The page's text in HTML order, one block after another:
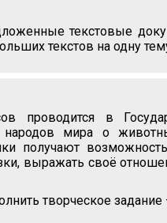
текстовые
текстов на одну
проводится в
народов мира о
получают
выражать своё
творческое